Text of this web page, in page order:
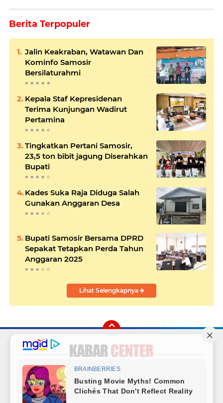
Berita Terpopuler
Jalin Keakraban, Watawan Dan
Kominfo Samosir
Bersilaturahmi
Kepala Staf Kepresidenan
Terima Kunjungan Wadirut
Pertamina
Tingkatkan Pertani Samosir,
23,5 ton bibit jagung Diserahkan
Bupati
Kades Suka Raja Diduga Salah
Gunakan Anggaran Desa
Bupati Samosir Bersama DPRD
Sepakat Tetapkan Perda Tahun
Anggaran 2025
Lihat Selengkapnya
FacebookInstagram
TwitterYouTube
Redaksi